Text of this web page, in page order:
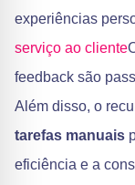
experiências
serviço ao cliente
feedback são
Além disso, o
tarefas manuais
eficiência e a